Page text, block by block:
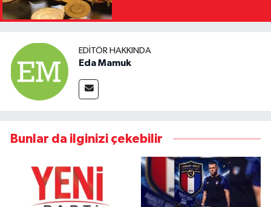
EDITÖR HAKKINDA
Eda Mamuk
Bunlar da ilginizi çekebilir